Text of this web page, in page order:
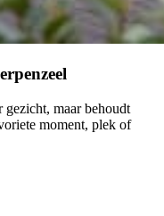
gezicht, maar behoudt
moment, plek of